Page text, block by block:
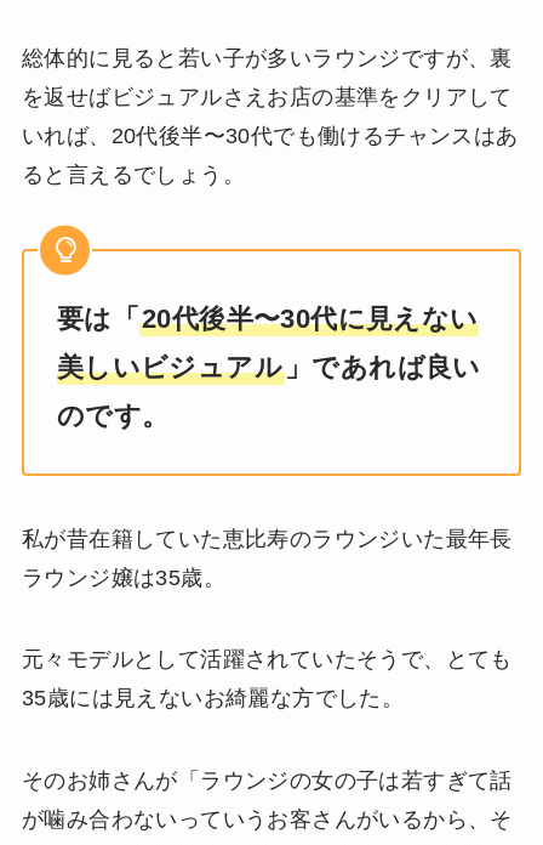
総体的に見ると若い子が多いラウンジですが、裏
を返せばビジュアルさえお店の基準をクリアして
いれば、20代後半〜30代でも働けるチャンスはあ
ると言えるでしょう。
要は「 20代後半〜30代に見えない
美しいビジュアル 」であれば良い
のです。
私が昔在籍していた恵比寿のラウンジいた最年長
ラウンジ嬢は35歳。
元々モデルとして活躍されていたそうで、とても
35歳には見えないお綺麗な方でした。
そのお姉さんが「ラウンジの女の子は若すぎて話
が噛み合わないっていうお客さんがいるから、そ